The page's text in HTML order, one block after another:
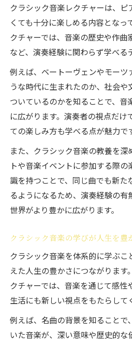
クラシック音楽レクチャーは、ピ
くても十分に楽しめる内容となっ
クチャーでは、音楽の歴史や作曲
など、演奏経験に関わらず学べる
例えば、ベートーヴェンやモーツ
うな時代に生まれたのか、社会
ついているのかを知ることで、音
に広がります。演奏者の視点だけ
ての楽しみ方も学べる点が魅力で
また、クラシック音楽の教養を深
トや音楽イベントに参加する際の
識を持つことで、同じ曲でも新た
るようになるため、演奏経験の有
世界がより豊かに広がります。
クラシック音楽の学びが人生を豊
クラシック音楽を体系的に学ぶ
えた人生の豊かさにつながります
クチャーでは、音楽を通じて感性
生活にも新しい視点をもたらして
例えば、名曲の背景を知ることで
いた音楽が、深い意味や歴史的な